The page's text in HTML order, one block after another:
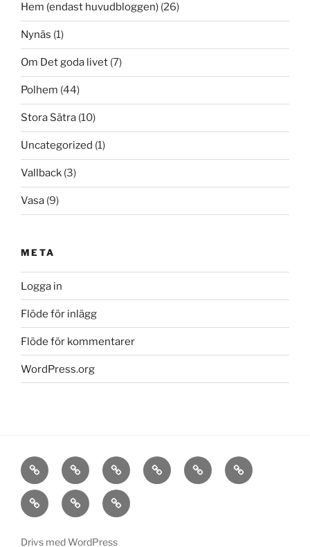
Hem (endast huvudbloggen) (26)
Nynäs (1)
Om Det goda livet (7)
Polhem (44)
Stora Sätra (10)
Uncategorized (1)
Vallback (3)
Vasa (9)
META
Logga in
Flöde för inlägg
Flöde för kommentarer
WordPress.org
Hem
Om
Det
goda
livet
Stora
Sätra
VallbackNynäs Borgis
Vasa Polhem Kontakta
oss
Drivs med WordPress